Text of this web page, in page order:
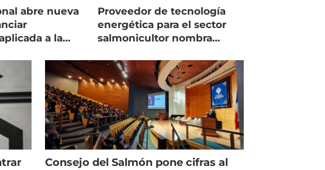
abre nueva
a la
Proveedor de tecnología
energética para el sector
salmonicultor nombra
Consejo del Salmón pone cifras al